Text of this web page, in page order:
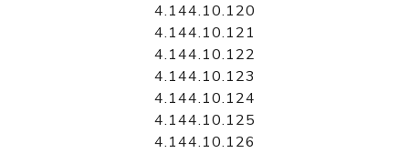
4.144.10.120
4.144.10.121
4.144.10.122
4.144.10.123
4.144.10.124
4.144.10.125
4.144.10.126